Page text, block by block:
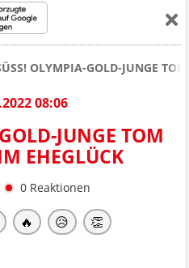
OLYMPIA-GOLD-JUNGE
08:06
JUNGE TOM L
EHEGLÜCK
0 Reaktionen
🔥 😥 👏